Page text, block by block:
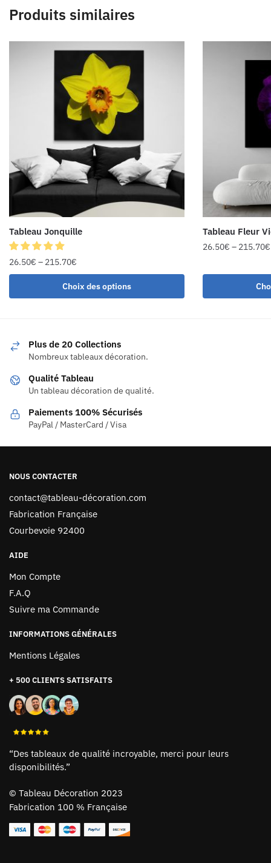
Produits similaires
Tableau Jonquille
26.50€ – 215.70€
Choix des options
Tableau Fleur
26.50€ – 215.70€
Plus de 20 Collections
Nombreux tableaux décoration.
Qualité Tableau
Un tableau décoration de qualité.
Paiements 100% Sécurisés
PayPal / MasterCard / Visa
NOUS CONTACTER
contact@tableau-décoration.com
Fabrication Française
Courbevoie 92400
AIDE
Mon Compte
F.A.Q
Suivre ma Commande
INFORMATIONS GÉNÉRALES
Mentions Légales
+ 500 CLIENTS SATISFAITS
“Des tableaux de qualité incroyable, merci pour leurs
disponibilités.”
© Tableau Décoration 2023
Fabrication 100 % Française